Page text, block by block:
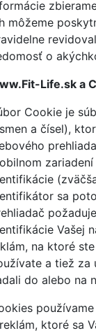
môžeme
o
Life.sk a
Cookie je
a čísel),
sa
Vašej
na ktoré
a tiež za
do alebo na
ktoré sa